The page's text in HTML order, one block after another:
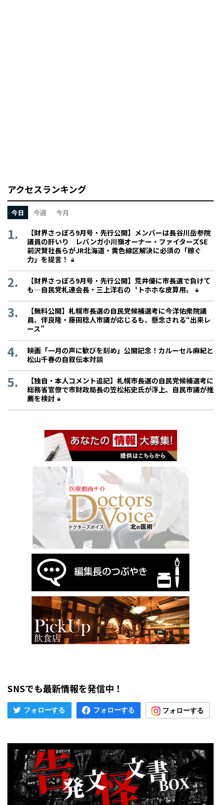
アクセスランキング
今日 今週 今月
【財界さっぽろ9月号・先行公開】メンバーは長谷川岳参院
議員の肝いり レバンガ小川嶺オーナー・ファイターズSE
前沢賢社長らがJR北海道・黄色線区解決に必須の「稼ぐ
力」を提言！
【財界さっぽろ9月号・先行公開】荒井優に市長選で負けて
も…自民党札連会長・三上洋右の〝トホホな皮算用〟
【無料公開】札幌市長選の自民党候補選考に今洋佑衆院議
員、伴良隆・藤田稔人市議が応じるも、懸念される“出来レ
ース”
映画「一月の声に歓びを刻め」公開記念！カルーセル麻紀と
松山千春の自叙伝本対談
【独自・本人コメント追記】札幌市長選の自民党候補選考に
総務省官僚で市財政局長の笠松拓史氏が浮上、自民市議が推
薦を検討
SNSでも最新情報を発信中！